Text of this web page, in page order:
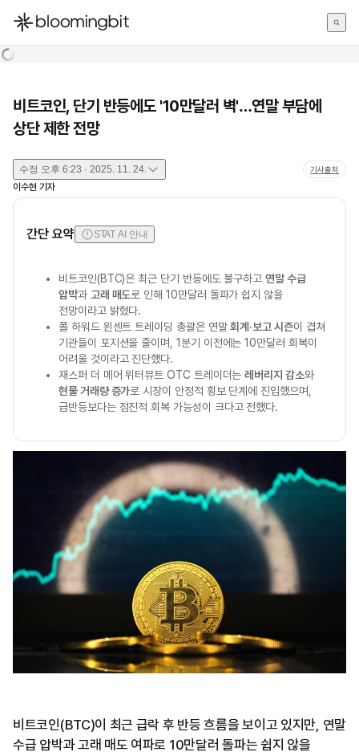
한국어
비트코인, 단기 반등에도 '10만달러 벽'…연말 부담에
상단 제한 전망
수정 오후 6:23 · 2025. 11. 24. 기사출처
이수현 기자
간단 요약 STAT AI 안내
비트코인(BTC)은 최근 단기 반등에도 불구하고연말 수급
압박과 고래 매도로 인해 10만달러 돌파가 쉽지 않을
전망이라고 밝혔다.
폴 하워드 윈센트 트레이딩 총괄은 연말회계·보고 시즌이 겹쳐
기관들이 포지션을 줄이며, 1분기 이전에는 10만달러 회복이
어려울 것이라고 진단했다.
재스퍼 더 메어 위터뮤트 OTC 트레이더는레버리지 감소와
현물 거래량 증가로 시장이 안정적 횡보 단계에 진입했으며,
급반등보다는 점진적 회복 가능성이 크다고 전했다.
비트코인(BTC)이 최근 급락 후 반등 흐름을 보이고 있지만, 연말
수급 압박과 고래 매도 여파로 10만달러 돌파는 쉽지 않을